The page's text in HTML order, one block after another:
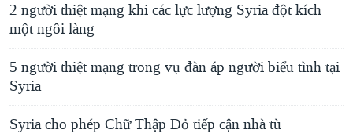
2 người thiệt mạng khi các lực lượng Syria đột kích
một ngôi làng
5 người thiệt mạng trong vụ đàn áp người biểu tình tại
Syria
Syria cho phép Chữ Thập Đỏ tiếp cận nhà tù